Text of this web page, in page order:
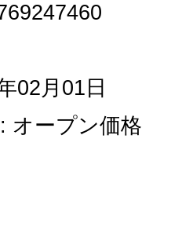
02月01日
オープン価格